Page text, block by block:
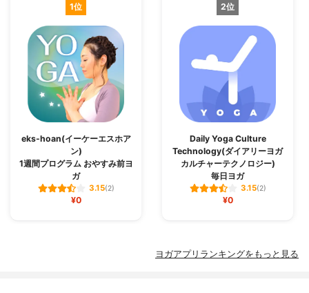
1位
eks-hoan(イーケーエスホア
ン)
1週間プログラム おやすみ前ヨ
ガ
3.15(2)
¥0
2位
Daily Yoga Culture
Technology(ダイアリーヨガ
カルチャーテクノロジー)
毎日ヨガ
3.15(2)
¥0
ヨガアプリランキングをもっと見る